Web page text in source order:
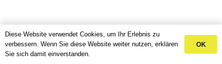
Diese Website verwendet Cookies, um Ihr Erlebnis zu
verbessern. Wenn Sie diese Website weiter nutzen, erklären
Sie sich damit einverstanden.
OK